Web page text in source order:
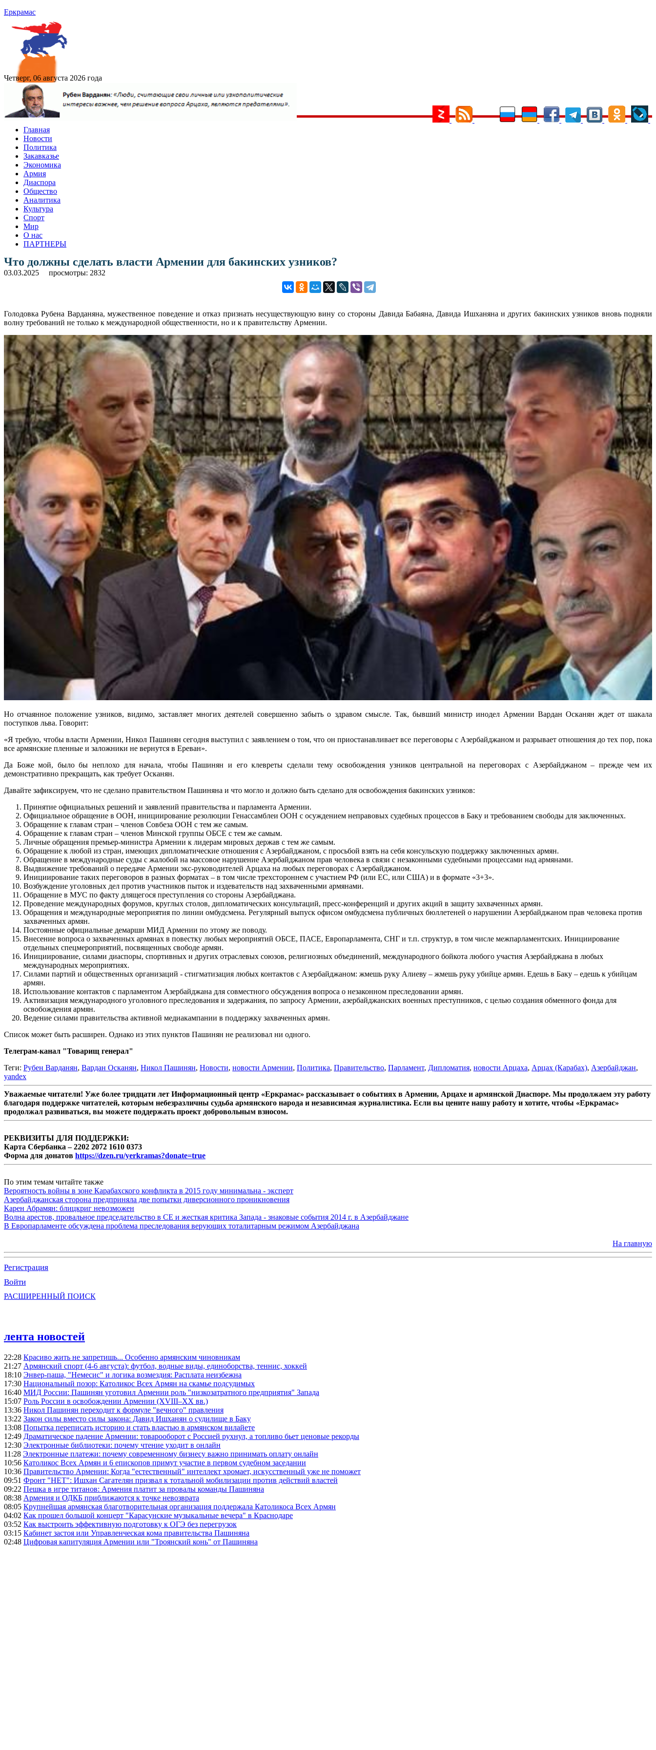
Еркрамас
Четверг, 06 августа 2026 года
Главная
Новости
Политика
Закавказье
Экономика
Армия
Диаспора
Общество
Аналитика
Культура
Спорт
Мир
О нас
ПАРТНЕРЫ
Что должны сделать власти Армении для бакинских узников?
03.03.2025 просмотры: 2832
Голодовка Рубена Варданяна, мужественное поведение и отказ признать несуществующую вину со стороны Давида Бабаяна, Давида Ишханяна и других бакинских узников вновь подняли
волну требований не только к международной общественности, но и к правительству Армении.
Но отчаянное положение узников, видимо, заставляет многих деятелей совершенно забыть о здравом смысле. Так, бывший министр инодел Армении Вардан Осканян ждет от шакала
поступков льва. Говорит:
«Я требую, чтобы власти Армении, Никол Пашинян сегодня выступил с заявлением о том, что он приостанавливает все переговоры с Азербайджаном и разрывает отношения до тех пор, пока
все армянские пленные и заложники не вернутся в Ереван».
Да Боже мой, было бы неплохо для начала, чтобы Пашинян и его клевреты сделали тему освобождения узников центральной на переговорах с Азербайджаном – прежде чем их
демонстративно прекращать, как требует Осканян.
Давайте зафиксируем, что не сделано правительством Пашиняна и что могло и должно быть сделано для освобождения бакинских узников:
Принятие официальных решений и заявлений правительства и парламента Армении.
Официальное обращение в ООН, инициирование резолюции Генассамблеи ООН с осуждением неправовых судебных процессов в Баку и требованием свободы для заключенных.
Обращение к главам стран – членов Совбеза ООН с тем же самым.
Обращение к главам стран – членов Минской группы ОБСЕ с тем же самым.
Личные обращения премьер-министра Армении к лидерам мировых держав с тем же самым.
Обращение к любой из стран, имеющих дипломатические отношения с Азербайджаном, с просьбой взять на себя консульскую поддержку заключенных армян.
Обращение в международные суды с жалобой на массовое нарушение Азербайджаном прав человека в связи с незаконными судебными процессами над армянами.
Выдвижение требований о передаче Армении экс-руководителей Арцаха на любых переговорах с Азербайджаном.
Инициирование таких переговоров в разных форматах – в том числе трехстороннем с участием РФ (или ЕС, или США) и в формате «3+3».
Возбуждение уголовных дел против участников пыток и издевательств над захваченными армянами.
Обращение в МУС по факту длящегося преступления со стороны Азербайджана.
Проведение международных форумов, круглых столов, дипломатических консультаций, пресс-конференций и других акций в защиту захваченных армян.
Обращения и международные мероприятия по линии омбудсмена. Регулярный выпуск офисом омбудсмена публичных бюллетеней о нарушении Азербайджаном прав человека против
захваченных армян.
Постоянные официальные демарши МИД Армении по этому же поводу.
Внесение вопроса о захваченных армянах в повестку любых мероприятий ОБСЕ, ПАСЕ, Европарламента, СНГ и т.п. структур, в том числе межпарламентских. Инициирование
отдельных спецмероприятий, посвященных свободе армян.
Инициирование, силами диаспоры, спортивных и других отраслевых союзов, религиозных объединений, международного бойкота любого участия Азербайджана в любых
международных мероприятиях.
Силами партий и общественных организаций - стигматизация любых контактов с Азербайджаном: жмешь руку Алиеву – жмешь руку убийце армян. Едешь в Баку – едешь к убийцам
армян.
Использование контактов с парламентом Азербайджана для совместного обсуждения вопроса о незаконном преследовании армян.
Активизация международного уголовного преследования и задержания, по запросу Армении, азербайджанских военных преступников, с целью создания обменного фонда для
освобождения армян.
Ведение силами правительства активной медиакампании в поддержку захваченных армян.
Список может быть расширен. Однако из этих пунктов Пашинян не реализовал ни одного.
Телеграм-канал "Товарищ генерал"
Теги: Рубен Варданян, Вардан Осканян, Никол Пашинян, Новости, новости Армении, Политика, Правительство, Парламент, Дипломатия, новости Арцаха, Арцах (Карабах), Азербайджан,
yandex
Уважаемые читатели! Уже более тридцати лет Информационный центр «Еркрамас» рассказывает о событиях в Армении, Арцахе и армянской Диаспоре. Мы продолжаем эту работу
благодаря поддержке читателей, которым небезразличны судьба армянского народа и независимая журналистика. Если вы цените нашу работу и хотите, чтобы «Еркрамас»
продолжал развиваться, вы можете поддержать проект добровольным взносом.
РЕКВИЗИТЫ ДЛЯ ПОДДЕРЖКИ:
Карта Сбербанка – 2202 2072 1610 0373
Форма для донатов https://dzen.ru/yerkramas?donate=true
По этим темам читайте также
Вероятность войны в зоне Карабахского конфликта в 2015 году минимальна - эксперт
Азербайджанская сторона предприняла две попытки диверсионного проникновения
Карен Абрамян: блицкриг невозможен
Волна арестов, провальное председательство в СЕ и жесткая критика Запада - знаковые события 2014 г. в Азербайджане
В Европарламенте обсуждена проблема преследования верующих тоталитарным режимом Азербайджана
На главную
Регистрация
Войти
РАСШИРЕННЫЙ ПОИСК
лента новостей
22:28 Красиво жить не запретишь... Особенно армянским чиновникам
21:27 Армянский спорт (4-6 августа): футбол, водные виды, единоборства, теннис, хоккей
18:10 Энвер-паша, "Немесис" и логика возмездия: Расплата неизбежна
17:30 Национальный позор: Католикос Всех Армян на скамье подсудимых
16:40 МИД России: Пашинян уготовил Армении роль "низкозатратного предприятия" Запада
15:07 Роль России в освобождении Армении (XVIII–XX вв.)
13:36 Никол Пашинян переходит к формуле "вечного" правления
13:22 Закон силы вместо силы закона: Давид Ишханян о судилище в Баку
13:08 Попытка переписать историю и стать властью в армянском вилайете
12:49 Драматическое падение Армении: товарооборот с Россией рухнул, а топливо бьет ценовые рекорды
12:30 Электронные библиотеки: почему чтение уходит в онлайн
11:28 Электронные платежи: почему современному бизнесу важно принимать оплату онлайн
10:56 Католикос Всех Армян и 6 епископов примут участие в первом судебном заседании
10:36 Правительство Армении: Когда "естественный" интеллект хромает, искусственный уже не поможет
09:51 Фронт "НЕТ": Ишхан Сагателян призвал к тотальной мобилизации против действий властей
09:22 Пешка в игре титанов: Армения платит за провалы команды Пашиняна
08:38 Армения и ОДКБ приближаются к точке невозврата
08:05 Крупнейшая армянская благотворительная организация поддержала Католикоса Всех Армян
04:02 Как прошел большой концерт "Карасунские музыкальные вечера" в Краснодаре
03:52 Как выстроить эффективную подготовку к ОГЭ без перегрузок
03:15 Кабинет застоя или Управленческая кома правительства Пашиняна
02:48 Цифровая капитуляция Армении или "Троянский конь" от Пашиняна